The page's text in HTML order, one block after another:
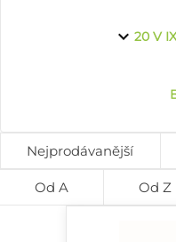
20 V
Nejprodávanější
Od A Od Z